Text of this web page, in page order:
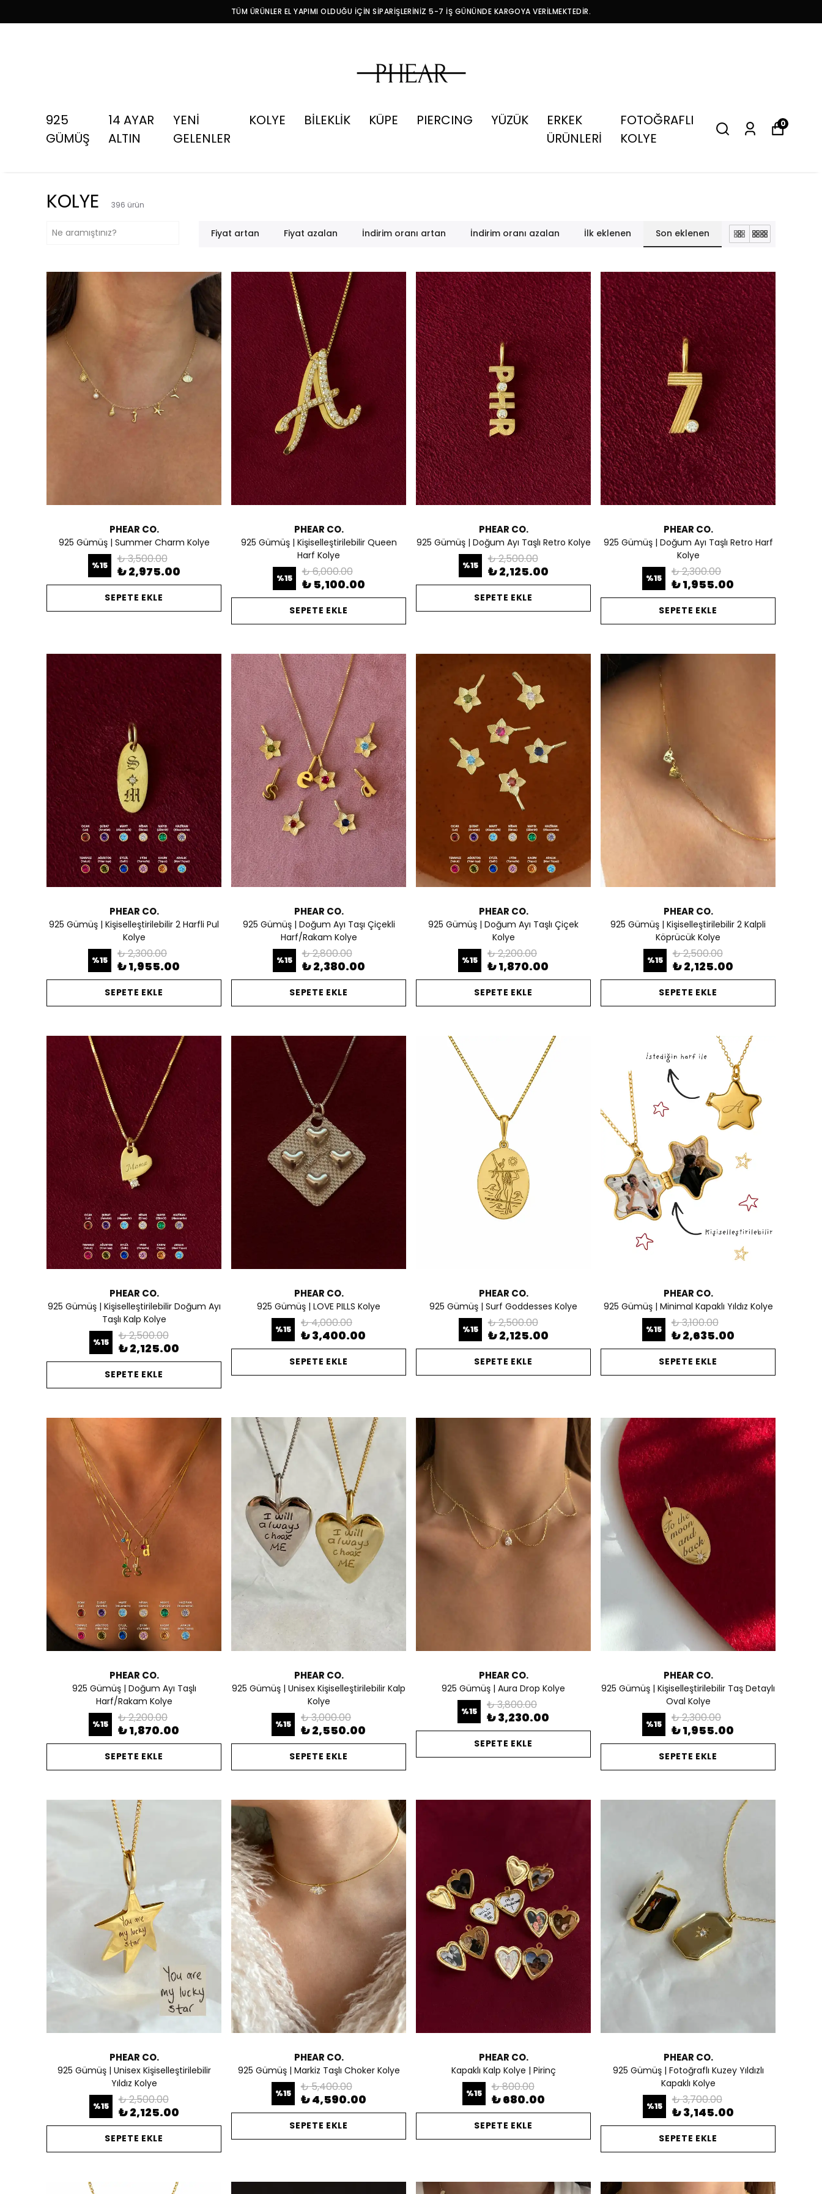
TÜM ÜRÜNLER EL YAPIMI OLDUĞU İÇİN SİPARİŞLERİNİZ 5-7 İŞ GÜNÜNDE KARGOYA VERİLMEKTEDİR.
925
GÜMÜŞ
14 AYAR
ALTIN
YENİ
GELENLER
KOLYE BİLEKLİK KÜPE PIERCING YÜZÜK
ERKEK
ÜRÜNLERİ
FOTOĞRAFLI
KOLYE
0
KOLYE 396 ürün
Fiyat artan Fiyat azalan İndirim oranı artan İndirim oranı azalan İlk eklenen Son eklenen
PHEAR CO.
925 Gümüş | Summer Charm Kolye
%15 ₺ 3,500.00
₺ 2,975.00
SEPETE EKLE
PHEAR CO.
925 Gümüş | Kişiselleştirilebilir Queen
Harf Kolye
%15 ₺ 6,000.00
₺ 5,100.00
SEPETE EKLE
PHEAR CO.
925 Gümüş | Doğum Ayı Taşlı Retro Kolye
%15 ₺ 2,500.00
₺ 2,125.00
SEPETE EKLE
PHEAR CO.
925 Gümüş | Doğum Ayı Taşlı Retro Harf
Kolye
%15 ₺ 2,300.00
₺ 1,955.00
SEPETE EKLE
PHEAR CO.
925 Gümüş | Kişiselleştirilebilir 2 Harfli Pul
Kolye
%15 ₺ 2,300.00
₺ 1,955.00
SEPETE EKLE
PHEAR CO.
925 Gümüş | Doğum Ayı Taşı Çiçekli
Harf/Rakam Kolye
%15 ₺ 2,800.00
₺ 2,380.00
SEPETE EKLE
PHEAR CO.
925 Gümüş | Doğum Ayı Taşlı Çiçek
Kolye
%15 ₺ 2,200.00
₺ 1,870.00
SEPETE EKLE
PHEAR CO.
925 Gümüş | Kişiselleştirilebilir 2 Kalpli
Köprücük Kolye
%15 ₺ 2,500.00
₺ 2,125.00
SEPETE EKLE
PHEAR CO.
925 Gümüş | Kişiselleştirilebilir Doğum Ayı
Taşlı Kalp Kolye
%15 ₺ 2,500.00
₺ 2,125.00
SEPETE EKLE
PHEAR CO.
925 Gümüş | LOVE PILLS Kolye
%15 ₺ 4,000.00
₺ 3,400.00
SEPETE EKLE
PHEAR CO.
925 Gümüş | Surf Goddesses Kolye
%15 ₺ 2,500.00
₺ 2,125.00
SEPETE EKLE
PHEAR CO.
925 Gümüş | Minimal Kapaklı Yıldız Kolye
%15 ₺ 3,100.00
₺ 2,635.00
SEPETE EKLE
PHEAR CO.
925 Gümüş | Doğum Ayı Taşlı
Harf/Rakam Kolye
%15 ₺ 2,200.00
₺ 1,870.00
SEPETE EKLE
PHEAR CO.
925 Gümüş | Unisex Kişiselleştirilebilir Kalp
Kolye
%15 ₺ 3,000.00
₺ 2,550.00
SEPETE EKLE
PHEAR CO.
925 Gümüş | Aura Drop Kolye
%15 ₺ 3,800.00
₺ 3,230.00
SEPETE EKLE
PHEAR CO.
925 Gümüş | Kişiselleştirilebilir Taş Detaylı
Oval Kolye
%15 ₺ 2,300.00
₺ 1,955.00
SEPETE EKLE
PHEAR CO.
925 Gümüş | Unisex Kişiselleştirilebilir
Yıldız Kolye
%15 ₺ 2,500.00
₺ 2,125.00
SEPETE EKLE
PHEAR CO.
925 Gümüş | Markiz Taşlı Choker Kolye
%15 ₺ 5,400.00
₺ 4,590.00
SEPETE EKLE
PHEAR CO.
Kapaklı Kalp Kolye | Pirinç
%15 ₺ 800.00
₺ 680.00
SEPETE EKLE
PHEAR CO.
925 Gümüş | Fotoğraflı Kuzey Yıldızlı
Kapaklı Kolye
%15 ₺ 3,700.00
₺ 3,145.00
SEPETE EKLE